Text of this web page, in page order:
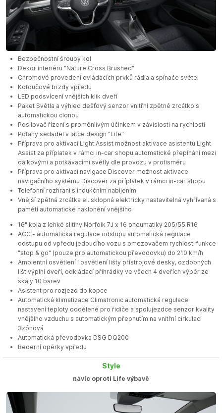
Bezpečnostní šrouby kol
Dekor interiéru "Nature Cross Brushed"
Chromové provedení ovládacích prvků rádia a spínače světel
Kotoučové brzdy vpředu
LED podsvícení vnějších klik dveří
Paket Světla a výhled dešťový senzor vnitřní zpětné zrcátko s
automatickou clonou
Posilovač řízení s proměnlivým účinkem v závislosti na rychlosti
Potahy sedadel v látce design "Life"
Příprava pro aktivaci Light Assist možnost aktivace asistentu Light
Assist za příplatek v rámci in-car shopu automatické přepínání mezi
dálkovými a potkávacími světly dle provozu v protisměru
Příprava pro aktivaci navigace Discover možnost aktivace
navigačního systému Discover za příplatek v rámci in-car shopu
Telefonní rozhraní s indukčním nabíjením
Vnější zpětná zrcátka el. sklopná elektricky nastavitelná vyhřívaná s
pamětí automatické naklonění vnějšího
16" kola z lehké slitiny Norfolk 7J x 16 pneumatiky 205/55 R16
ACC - automatická regulace odstupu automatická regulace
odstupu od vpředu jedoucího vozu s omezovačem rychlosti funkce
"stop & go" (pouze pro automatickou převodovku) do 210 km/h
Ambientní osvětlení I osvětlení lišty přístrojové desky, ozdobných
lišt výplní dveří, odkládací přihrádky ve všech 4 dveřích výběr ze
škály 10 barev
Asistent pro rozjezd do kopce
Automatická klimatizace Climatronic automatická regulace
nastavení teploty oddělené pro řidiče a spolujezdce senzor kvality
vnějšího vzduchu s automatickým přepnutím na vnitřní cirkulaci
3zónová
Automatická převodovka DSG DQ200
Bederní opěrky vpředu
Style
navíc oproti Life výbavě